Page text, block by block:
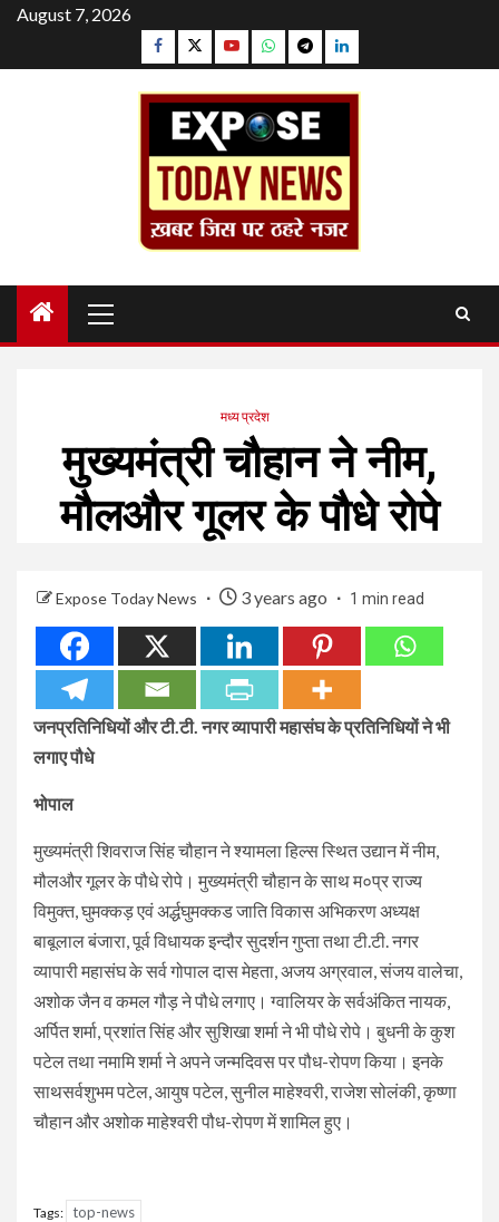
Skip
content
August 7, 2026
Facebook
TwitterYouTubeWhatsapp
TelegramLinkedin
Menu
मध्य प्रदेश
मुख्यमंत्री चौहान ने नीम,
मौलऔर गूलर के पौधे रोपे
Expose Today News 3 years ago 1 min read
जनप्रतिनिधियों और टी.टी. नगर व्यापारी महासंघ के प्रतिनिधियों ने भी
लगाए पौधे
भोपाल
मुख्यमंत्री शिवराज सिंह चौहान ने श्यामला हिल्स स्थित उद्यान में नीम,
मौलऔर गूलर के पौधे रोपे। मुख्यमंत्री चौहान के साथ म०प्र राज्य
विमुक्त, घुमक्कड़ एवं अर्द्धघुमक्कड जाति विकास अभिकरण अध्यक्ष
बाबूलाल बंजारा, पूर्व विधायक इन्दौर सुदर्शन गुप्ता तथा टी.टी. नगर
व्यापारी महासंघ के सर्व गोपाल दास मेहता, अजय अग्रवाल, संजय वालेचा,
अशोक जैन व कमल गौड़ ने पौधे लगाए। ग्वालियर के सर्वअंकित नायक,
अर्पित शर्मा, प्रशांत सिंह और सुशिखा शर्मा ने भी पौधे रोपे। बुधनी के कुश
पटेल तथा नमामि शर्मा ने अपने जन्मदिवस पर पौध-रोपण किया। इनके
साथसर्वशुभम पटेल, आयुष पटेल, सुनील माहेश्वरी, राजेश सोलंकी, कृष्णा
चौहान और अशोक माहेश्वरी पौध-रोपण में शामिल हुए।
Tags: top-news